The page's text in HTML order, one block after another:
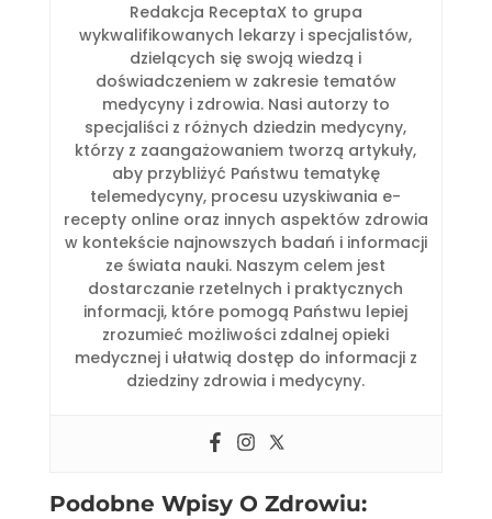
Redakcja ReceptaX to grupa
wykwalifikowanych lekarzy i specjalistów,
dzielących się swoją wiedzą i
doświadczeniem w zakresie tematów
medycyny i zdrowia. Nasi autorzy to
specjaliści z różnych dziedzin medycyny,
którzy z zaangażowaniem tworzą artykuły,
aby przybliżyć Państwu tematykę
telemedycyny, procesu uzyskiwania e-
recepty online oraz innych aspektów zdrowia
w kontekście najnowszych badań i informacji
ze świata nauki. Naszym celem jest
dostarczanie rzetelnych i praktycznych
informacji, które pomogą Państwu lepiej
zrozumieć możliwości zdalnej opieki
medycznej i ułatwią dostęp do informacji z
dziedziny zdrowia i medycyny.
Podobne Wpisy O Zdrowiu: